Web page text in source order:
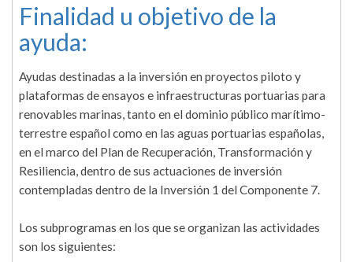
Finalidad u objetivo de la
ayuda:
Ayudas destinadas a la inversión en proyectos piloto y
plataformas de ensayos e infraestructuras portuarias para
renovables marinas, tanto en el dominio público marítimo-
terrestre español como en las aguas portuarias españolas,
en el marco del Plan de Recuperación, Transformación y
Resiliencia, dentro de sus actuaciones de inversión
contempladas dentro de la Inversión 1 del Componente 7.
Los subprogramas en los que se organizan las actividades
son los siguientes: